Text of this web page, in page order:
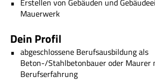
Erstellen von Gebäuden und
Mauerwerk
Dein Profil
abgeschlossene Berufsausbildung als
Beton-/Stahlbetonbauer oder Maurer
Berufserfahrung